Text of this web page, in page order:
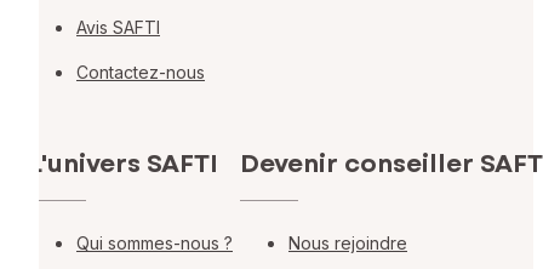
Avis SAFTI
Contactez-nous
L'univers SAFTI
Qui sommes-nous ?
Devenir conseiller
Nous rejoindre